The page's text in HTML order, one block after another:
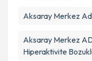
Aksaray Merkez
Aksaray Merkez
Hiperaktivite